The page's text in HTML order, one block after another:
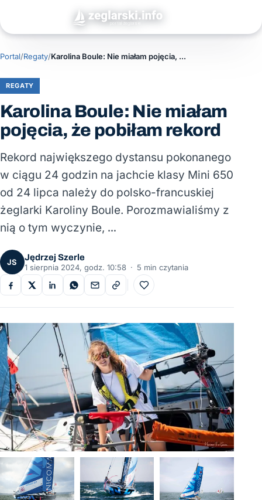
Portal/Regaty/ Karolina Boule: Nie miałam pojęcia, że pobiłam rekord
REGATY
Karolina Boule: Nie miałam
pojęcia, że pobiłam rekord
Rekord największego dystansu pokonanego
w ciągu 24 godzin na jachcie klasy Mini 650
od 24 lipca należy do polsko-francuskiej
żeglarki Karoliny Boule. Porozmawialiśmy z
nią o tym wyczynie, …
JS
Jędrzej Szerle
1 sierpnia 2024, godz. 10:58 · 5 min czytania
Do ulubionych